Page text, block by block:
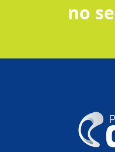
no